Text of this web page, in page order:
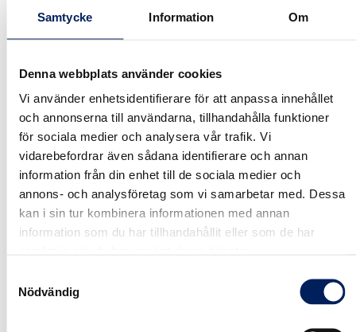
Samtycke Information Om
Denna webbplats använder cookies
Vi använder enhetsidentifierare för att anpassa innehållet
och annonserna till användarna, tillhandahålla funktioner
för sociala medier och analysera vår trafik. Vi
vidarebefordrar även sådana identifierare och annan
information från din enhet till de sociala medier och
annons- och analysföretag som vi samarbetar med. Dessa
kan i sin tur kombinera informationen med annan
information som du har tillhandahållit eller som de har
Nödvändig
Fil
Max filstorlek:
Jag samtycker att mina personuppgifter lagras